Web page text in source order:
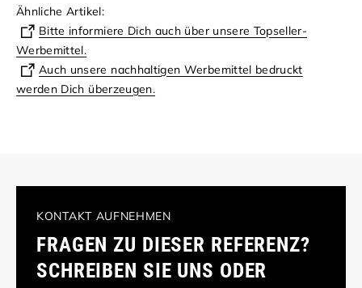
Ähnliche Artikel:
Bitte informiere Dich auch über unsere Topseller-
Werbemittel.
Auch unsere nachhaltigen Werbemittel bedruckt
werden Dich überzeugen.
KONTAKT AUFNEHMEN
FRAGEN ZU DIESER REFERENZ?
SCHREIBEN SIE UNS ODER